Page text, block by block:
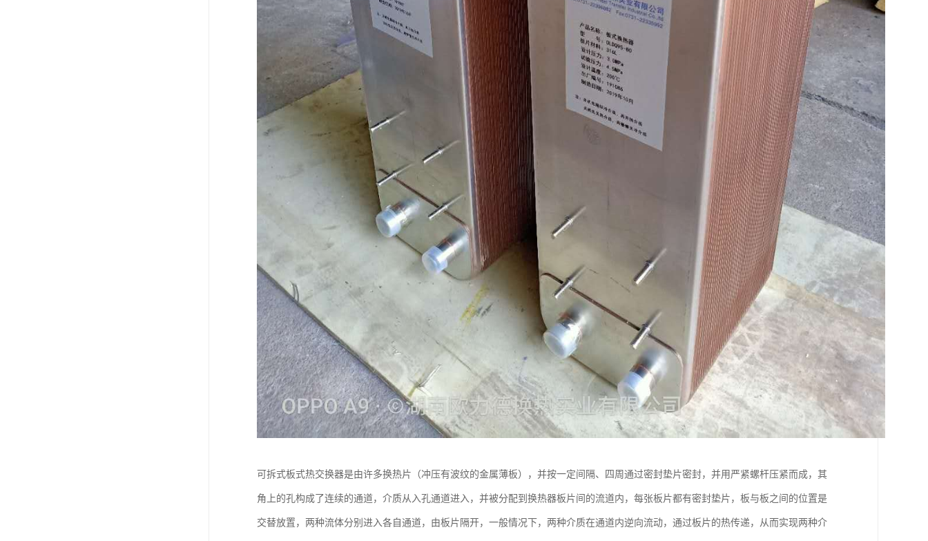
可拆式板式热交换器是由许多换热片（冲压有波纹的金属薄板），并按一定间隔、四周通过密封垫片密封，并用严紧螺杆压紧而成，其
角上的孔构成了连续的通道，介质从入孔通道进入，并被分配到换热器板片间的流道内，每张板片都有密封垫片，板与板之间的位置是
交替放置，两种流体分别进入各自通道，由板片隔开，一般情况下，两种介质在通道内逆向流动，通过板片的热传递，从而实现两种介